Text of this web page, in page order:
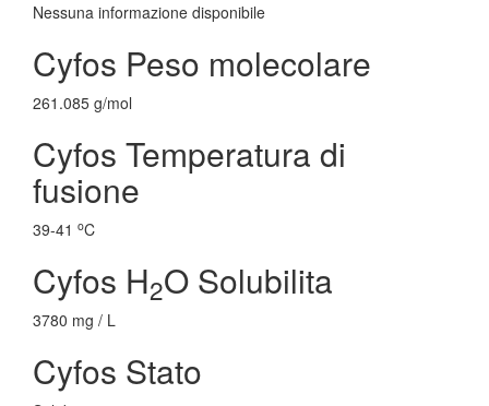
Nessuna informazione disponibile
Cyfos Peso molecolare
261.085 g/mol
Cyfos Temperatura di
fusione
39-41 oC
Cyfos H2O Solubilita
3780 mg / L
Cyfos Stato